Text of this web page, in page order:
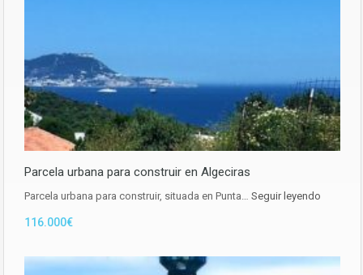
Parcela urbana para construir en Algeciras
Parcela urbana para construir, situada en Punta… Seguir leyendo
116.000€